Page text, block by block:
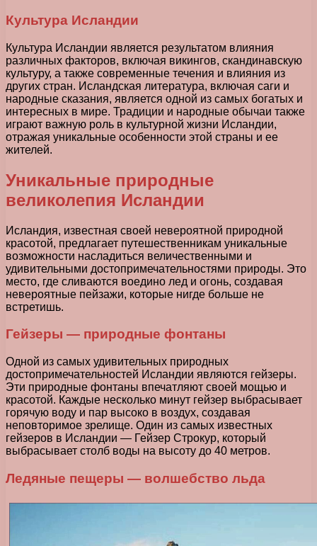
Культура Исландии
Культура Исландии является результатом влияния
различных факторов, включая викингов, скандинавскую
культуру, а также современные течения и влияния из
других стран. Исландская литература, включая саги и
народные сказания, является одной из самых богатых и
интересных в мире. Традиции и народные обычаи также
играют важную роль в культурной жизни Исландии,
отражая уникальные особенности этой страны и ее
жителей.
Уникальные природные
великолепия Исландии
Исландия, известная своей невероятной природной
красотой, предлагает путешественникам уникальные
возможности насладиться величественными и
удивительными достопримечательностями природы. Это
место, где сливаются воедино лед и огонь, создавая
невероятные пейзажи, которые нигде больше не
встретишь.
Гейзеры — природные фонтаны
Одной из самых удивительных природных
достопримечательностей Исландии являются гейзеры.
Эти природные фонтаны впечатляют своей мощью и
красотой. Каждые несколько минут гейзер выбрасывает
горячую воду и пар высоко в воздух, создавая
неповторимое зрелище. Один из самых известных
гейзеров в Исландии — Гейзер Строкур, который
выбрасывает столб воды на высоту до 40 метров.
Ледяные пещеры — волшебство льда